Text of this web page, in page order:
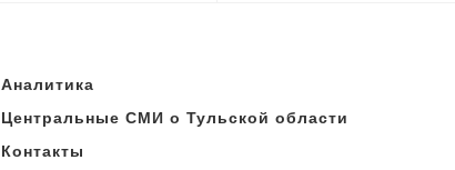
Аналитика
Центральные СМИ о Тульской области
Контакты